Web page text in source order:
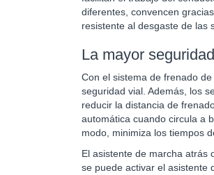
diferentes, convencen
resistente al desgaste de las
La mayor
Con el sistema de frenado
seguridad vial. Además, los
reducir la distancia de
automática cuando circula a
modo, minimiza los tiempos
El asistente de marcha atrás
se puede activar el asistente